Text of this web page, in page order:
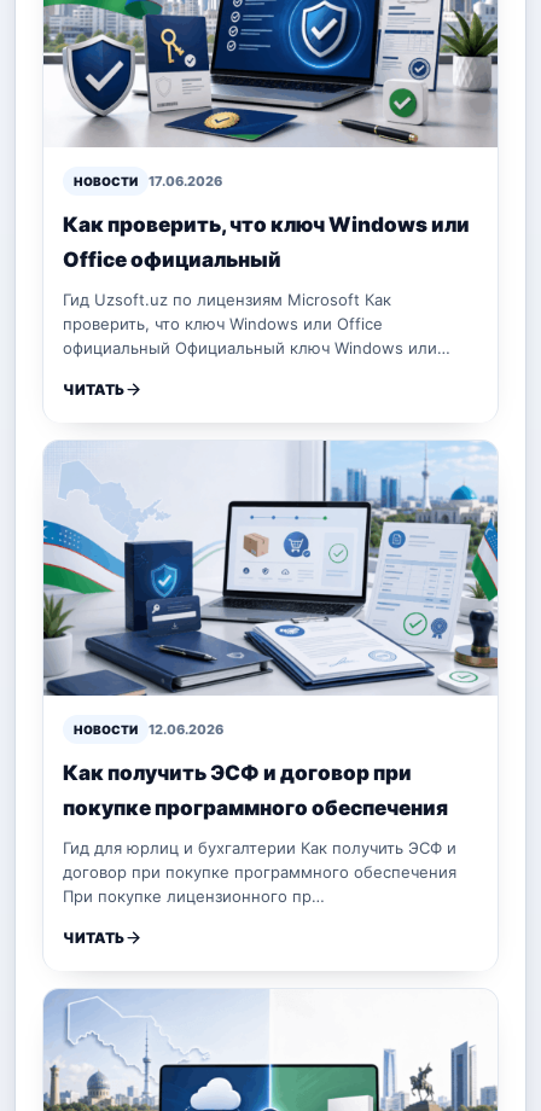
НОВОСТИ 17.06.2026
Как проверить, что ключ Windows или
Office официальный
Гид Uzsoft.uz по лицензиям Microsoft Как
проверить, что ключ Windows или Office
официальный Официальный ключ Windows или…
ЧИТАТЬ
НОВОСТИ 12.06.2026
Как получить ЭСФ и договор при
покупке программного обеспечения
Гид для юрлиц и бухгалтерии Как получить ЭСФ и
договор при покупке программного обеспечения
При покупке лицензионного пр…
ЧИТАТЬ